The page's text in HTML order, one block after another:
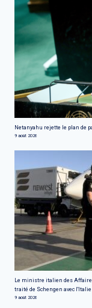
Netanyahu rejette le plan de
9 août 2026
Le ministre italien des
traité de Schengen avec l'Italie
9 août 2026